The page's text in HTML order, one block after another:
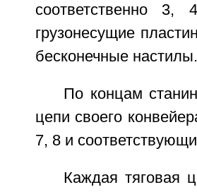
соответственно
грузонесущие
бесконечные настилы.
По концам
цепи своего
7, 8 и
Каждая тяговая